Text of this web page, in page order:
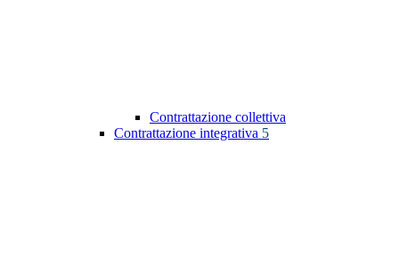
Contrattazione collettiva
Contrattazione integrativa 5